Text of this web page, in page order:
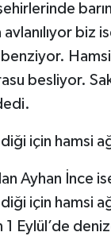
biz
benziyor.
besliyor.
için hamsi
Ayhan İnce
için hamsi
Eylül’de